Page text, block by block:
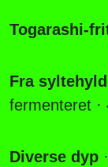
Togarashi-
Fra
fermenteret ·
Diverse dyp